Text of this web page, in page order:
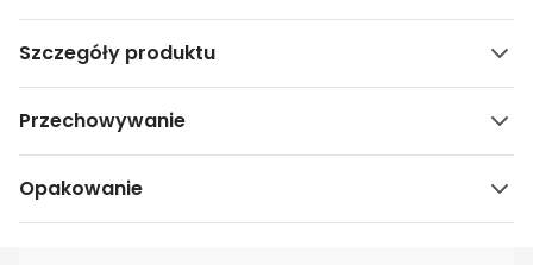
Szczegóły produktu
Przechowywanie
Opakowanie